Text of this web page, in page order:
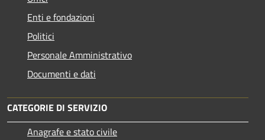
Enti e fondazioni
Politici
Personale Amministrativo
Documenti e dati
CATEGORIE DI SERVIZIO
Anagrafe e stato civile